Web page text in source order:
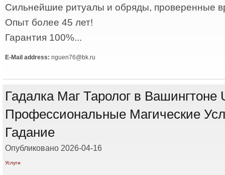
Сильнейшие ритуалы и обряды, проверенные
Опыт более 45 лет!
Гарантия 100%...
E-Mail address: nguen76@bk.ru
Гадалка Маг Таролог в Вашингтоне
Профессиональные Магические
Гадание
Опубликовано 2026-04-16
Услуги